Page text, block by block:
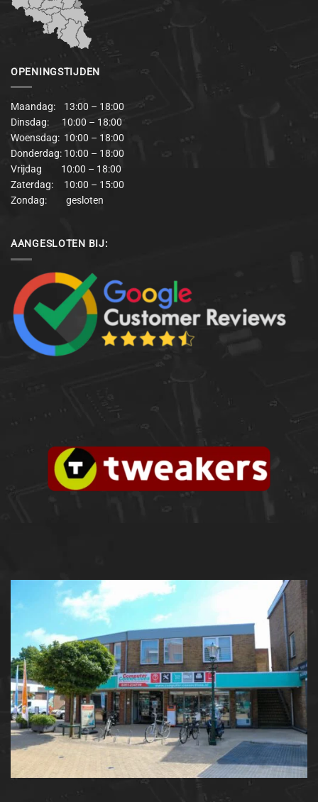
OPENINGSTIJDEN
Maandag: 13:00 – 18:00
Dinsdag: 10:00 – 18:00
Woensdag: 10:00 – 18:00
Donderdag: 10:00 – 18:00
Vrijdag 10:00 – 18:00
Zaterdag: 10:00 – 15:00
Zondag: gesloten
AANGESLOTEN BIJ: